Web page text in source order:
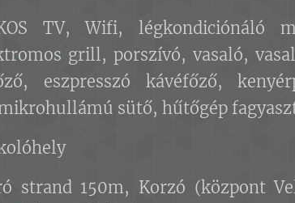
TV, Wifi, légkondiciónáló
grill, porszívó, vasaló,
eszpresszó kávéfőző,
sütő, hűtőgép
strand 150m, Korzó (központ